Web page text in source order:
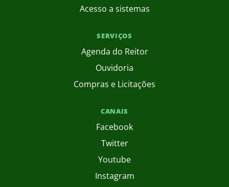
Acesso a sistemas
SERVIÇOS
Agenda do Reitor
Ouvidoria
Compras e Licitações
CANAIS
Facebook
Twitter
Youtube
Instagram